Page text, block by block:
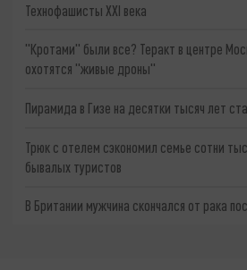
Технофашисты XXI века
"Кротами" были все? Теракт в центре
охотятся "живые дроны"
Пирамида в Гизе на десятки тысяч лет
Трюк с отелем сэкономил семье сотни
бывалых туристов
В Британии мужчина скончался от рака